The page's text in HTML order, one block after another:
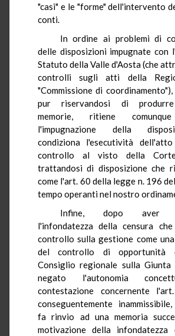
"casi" e le "forme" dell'intervento
conti.
In ordine ai problemi di
delle disposizioni impugnate con
Statuto della Valle d'Aosta (che
controlli sugli atti della
"Commissione di
pur riservandosi di produrre
memorie, ritiene
l'impugnazione della
condiziona l'esecutività
controllo al visto della
trattandosi di disposizione che
come l'art. 60 della legge n. 196
tempo operanti nel nostro
Infine, dopo aver
l'infondatezza della censura
controllo sulla gestione come
del controllo di opportunità
Consiglio regionale sulla
negato l'autonomia
contestazione concernente
conseguentemente
fa rinvio ad una memoria
motivazione della